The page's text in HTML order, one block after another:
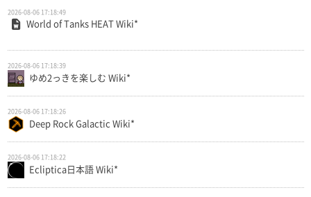
2026-08-06 17:18:49
World of Tanks HEAT Wiki*
2026-08-06 17:18:39
ゆめ2っきを楽しむ Wiki*
2026-08-06 17:18:26
Deep Rock Galactic Wiki*
2026-08-06 17:18:22
Ecliptica日本語 Wiki*